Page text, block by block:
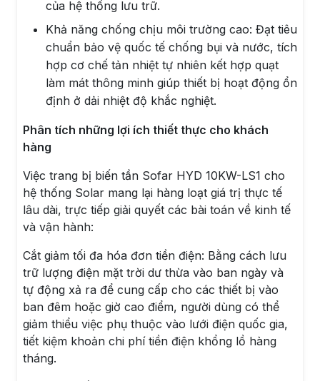
của hệ thống lưu trữ.
Khả năng chống chịu môi trường cao: Đạt tiêu
chuẩn bảo vệ quốc tế chống bụi và nước, tích
hợp cơ chế tản nhiệt tự nhiên kết hợp quạt
làm mát thông minh giúp thiết bị hoạt động ổn
định ở dải nhiệt độ khắc nghiệt.
Phân tích những lợi ích thiết thực cho khách
hàng
Việc trang bị biến tần Sofar HYD 10KW-LS1 cho
hệ thống Solar mang lại hàng loạt giá trị thực tế
lâu dài, trực tiếp giải quyết các bài toán về kinh tế
và vận hành:
Cắt giảm tối đa hóa đơn tiền điện: Bằng cách lưu
trữ lượng điện mặt trời dư thừa vào ban ngày và
tự động xả ra để cung cấp cho các thiết bị vào
ban đêm hoặc giờ cao điểm, người dùng có thể
giảm thiểu việc phụ thuộc vào lưới điện quốc gia,
tiết kiệm khoản chi phí tiền điện khổng lồ hàng
tháng.